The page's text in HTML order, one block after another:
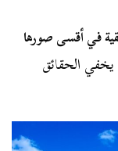
في أقسى صورها
الحقائق